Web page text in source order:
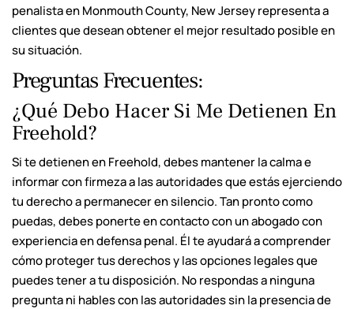
penalista en Monmouth County, New Jersey representa a
clientes que desean obtener el mejor resultado posible en
su situación.
Preguntas Frecuentes:
¿Qué Debo Hacer Si Me Detienen En
Freehold?
Si te detienen en Freehold, debes mantener la calma e
informar con firmeza a las autoridades que estás ejerciendo
tu derecho a permanecer en silencio. Tan pronto como
puedas, debes ponerte en contacto con un abogado con
experiencia en defensa penal. Él te ayudará a comprender
cómo proteger tus derechos y las opciones legales que
puedes tener a tu disposición. No respondas a ninguna
pregunta ni hables con las autoridades sin la presencia de